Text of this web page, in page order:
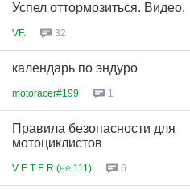
Успел оттормозиться. Видео.
VF. 32
календарь по эндуро
motoracer#199 1
Правила безопасности для
мотоциклистов
V E T E R (не 111) 6